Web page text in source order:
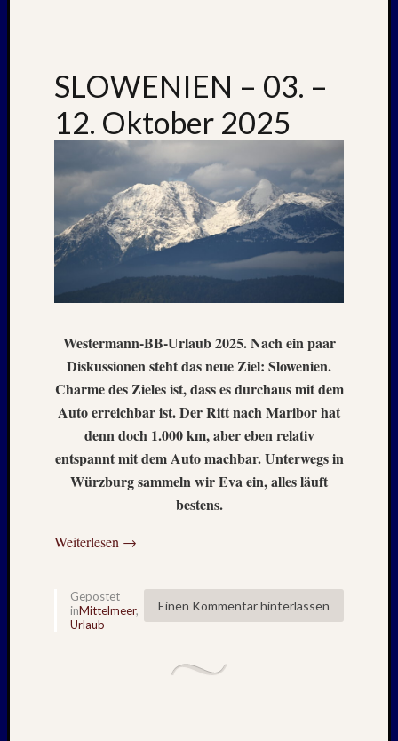
SLOWENIEN – 03. –
12. Oktober 2025
Westermann-BB-Urlaub 2025. Nach ein paar
Diskussionen steht das neue Ziel: Slowenien.
Charme des Zieles ist, dass es durchaus mit dem
Auto erreichbar ist. Der Ritt nach Maribor hat
denn doch 1.000 km, aber eben relativ
entspannt mit dem Auto machbar. Unterwegs in
Würzburg sammeln wir Eva ein, alles läuft
bestens.
Weiterlesen →
Einen Kommentar hinterlassen
Gepostet
inMittelmeer,
Urlaub